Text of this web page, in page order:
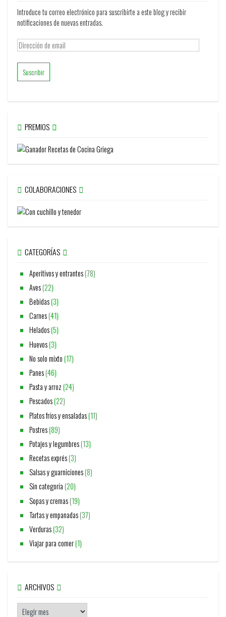
Introduce tu correo electrónico para suscribirte a este blog y recibir
notificaciones de nuevas entradas.
Dirección
de
email
PREMIOS
COLABORACIONES
CATEGORÍAS
Aperitivos y entrantes(78)
Aves(22)
Bebidas(3)
Carnes(41)
Helados(5)
Huevos(3)
No solo mixto(17)
Panes(46)
Pasta y arroz(24)
Pescados(22)
Platos fríos y ensaladas(11)
Postres(89)
Potajes y legumbres(13)
Recetas exprés(3)
Salsas y guarniciones(8)
Sin categoría(20)
Sopas y cremas(19)
Tartas y empanadas(37)
Verduras(32)
Viajar para comer(1)
ARCHIVOS